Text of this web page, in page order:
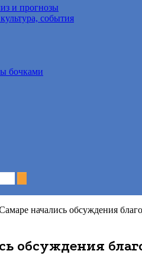
и прогнозы
события
бочками
начались обсуждения
обсуждения